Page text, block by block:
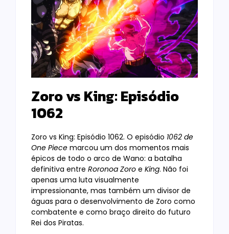
Zoro vs King: Episódio
1062
Zoro vs King: Episódio 1062. O episódio 1062 de
One Piece marcou um dos momentos mais
épicos de todo o arco de Wano: a batalha
definitiva entre Roronoa Zoro e King. Não foi
apenas uma luta visualmente
impressionante, mas também um divisor de
águas para o desenvolvimento de Zoro como
combatente e como braço direito do futuro
Rei dos Piratas.